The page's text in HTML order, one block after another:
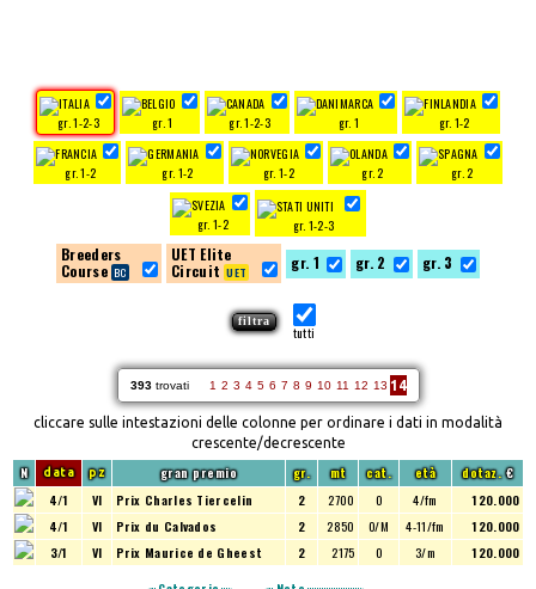
gr. 1-2-3 gr. 1 gr. 1-2-3 gr. 1 gr. 1-2
gr. 1-2 gr. 1-2 gr. 1-2 gr. 2 gr. 2
gr. 1-2 gr. 1-2-3
Breeders
Course
UET Elite
Circuit
gr. 1 gr. 2 gr. 3
tutti
393trovati 1 2 3 4 5 6 7 8 9 10 11 12 13 14
cliccare sulle intestazioni delle colonne per ordinare i dati in modalità
crescente/decrescente
N data pz gran premio gr. mt cat. età dotaz.€
4/1 VI Prix Charles Tiercelin 2 2700 O 4/fm
120.000
4/1
VI Prix du Calvados 2 2850 O/M 4-11/fm
120.000
3/1
VI Prix Maurice de Gheest 2 2175 O 3/m 120.000